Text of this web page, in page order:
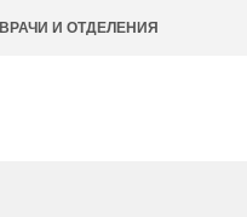
ВРАЧИ И ОТДЕЛЕНИЯ